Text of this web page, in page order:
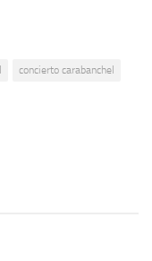
concierto carabanchel